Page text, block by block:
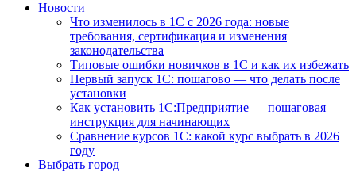
Новости
Что изменилось в 1С с 2026 года: новые
требования, сертификация и изменения
законодательства
Типовые ошибки новичков в 1С и как их избежать
Первый запуск 1С: пошагово — что делать после
установки
Как установить 1С:Предприятие — пошаговая
инструкция для начинающих
Сравнение курсов 1С: какой курс выбрать в 2026
году
Выбрать город